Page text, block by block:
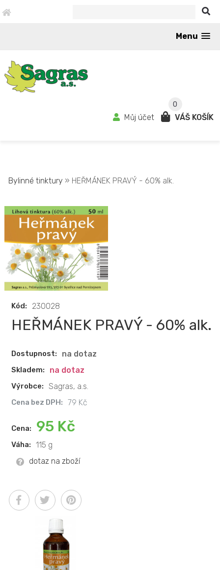
Menu
0
Můj účet VÁŠ KOŠÍK
Bylinné tinktury » HEŘMÁNEK PRAVÝ - 60% alk.
Kód: 230028
HEŘMÁNEK PRAVÝ - 60% alk.
Dostupnost: na dotaz
Skladem: na dotaz
Výrobce: Sagras, a.s.
Cena bez DPH: 79 Kč
Cena: 95 Kč
Váha:
115 g
dotaz na zboží